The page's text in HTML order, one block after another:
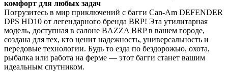
комфорт для любых задач
Погрузитесь в мир приключений с багги Can-Am DEFENDER
DPS HD10 от легендарного бренда BRP! Эта утилитарная
модель, доступная в салоне BAZZA BRP в вашем городе,
создана для тех, кто ценит надежность, универсальность и
передовые технологии. Будь то езда по бездорожью, охота,
рыбалка или работа на ферме — этот багги станет вашим
идеальным спутником.